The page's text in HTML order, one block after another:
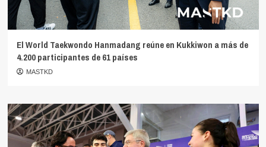
El World Taekwondo Hanmadang reúne en Kukkiwon a más de
4.200 participantes de 61 países
MASTKD